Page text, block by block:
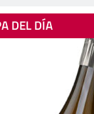
DEL DÍA